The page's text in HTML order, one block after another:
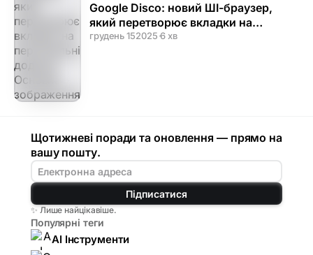
Google Disco: новий ШІ-браузер,
який перетворює вкладки на
персональні додатки
грудень 152025·6 хв
Щотижневі поради та оновлення — прямо на
вашу пошту.
Підписатися
✨ Лише найцікавіше.
Популярні теги
AI Інструменти